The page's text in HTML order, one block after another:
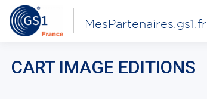
MesPartenaires.gs1.fr
CART IMAGE EDITIONS